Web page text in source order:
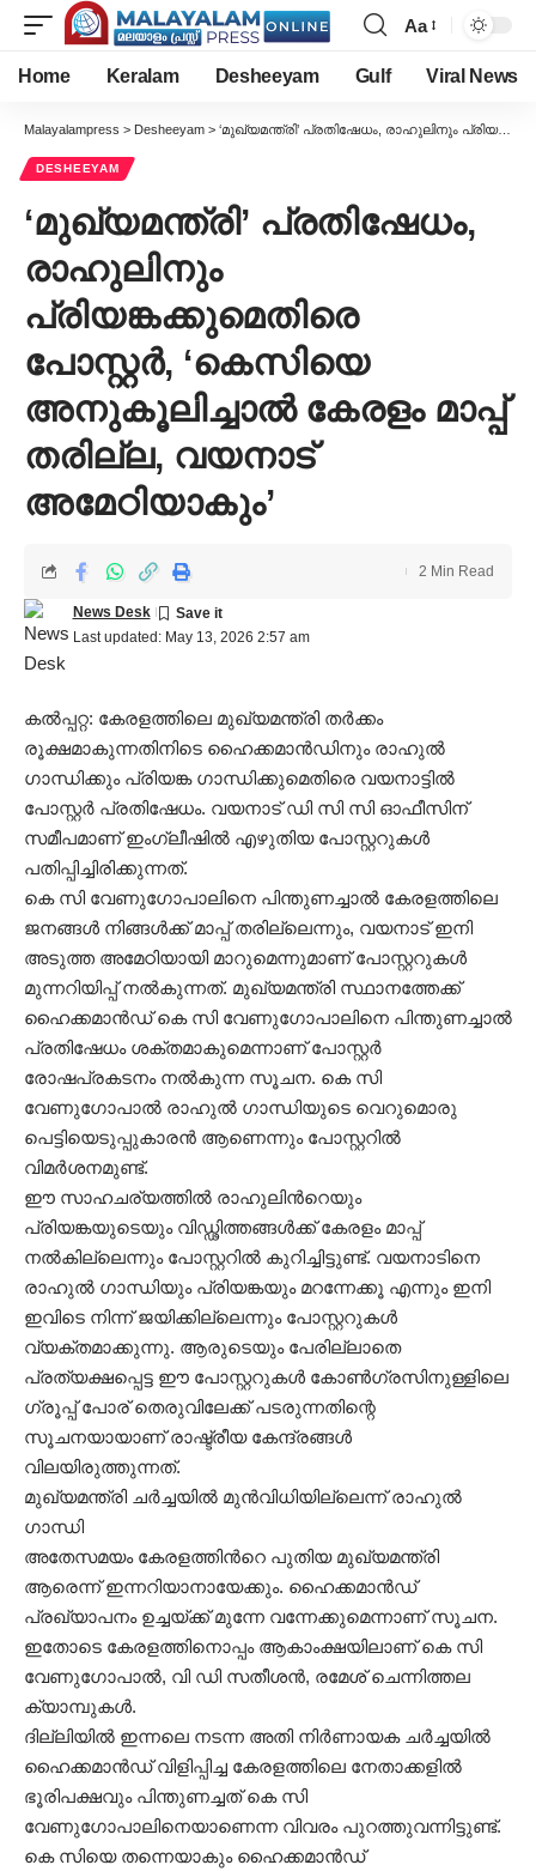
Font
Resizer
Aa
Home Keralam Desheeyam Gulf Viral News
Malayalampress > Desheeyam > ‘മുഖ്യമന്ത്രി’ പ്രതിഷേധം, രാഹുലിനും പ്രിയങ്കക്കുമെതിരെ പോസ്റ്റർ, ‘കെസിയെ അനുകൂലിച്ചാൽ കേരളം മാപ്പ് തരില്ല, വയനാട് അമേഠിയാകും’
DESHEEYAM
‘മുഖ്യമന്ത്രി’ പ്രതിഷേധം,
രാഹുലിനും
പ്രിയങ്കക്കുമെതിരെ
പോസ്റ്റർ, ‘കെസിയെ
അനുകൂലിച്ചാൽ കേരളം മാപ്പ്
തരില്ല, വയനാട്
അമേഠിയാകും’
Last updated: May 13, 2026 2:57 am
News Desk
2 Min Read
കൽപ്പറ്റ: കേരളത്തിലെ മുഖ്യമന്ത്രി തർക്കം
രൂക്ഷമാകുന്നതിനിടെ ഹൈക്കമാൻഡിനും രാഹുൽ
ഗാന്ധിക്കും പ്രിയങ്ക ഗാന്ധിക്കുമെതിരെ വയനാട്ടിൽ
പോസ്റ്റർ പ്രതിഷേധം. വയനാട് ഡി സി സി ഓഫീസിന്
സമീപമാണ് ഇംഗ്ലീഷിൽ എഴുതിയ പോസ്റ്ററുകൾ
പതിപ്പിച്ചിരിക്കുന്നത്.
കെ സി വേണുഗോപാലിനെ പിന്തുണച്ചാൽ കേരളത്തിലെ
ജനങ്ങൾ നിങ്ങൾക്ക് മാപ്പ് തരില്ലെന്നും, വയനാട് ഇനി
അടുത്ത അമേഠിയായി മാറുമെന്നുമാണ് പോസ്റ്ററുകൾ
മുന്നറിയിപ്പ് നൽകുന്നത്. മുഖ്യമന്ത്രി സ്ഥാനത്തേക്ക്
ഹൈക്കമാൻഡ് കെ സി വേണുഗോപാലിനെ പിന്തുണച്ചാൽ
പ്രതിഷേധം ശക്തമാകുമെന്നാണ് പോസ്റ്റർ
രോഷപ്രകടനം നൽകുന്ന സൂചന. കെ സി
വേണുഗോപാൽ രാഹുൽ ഗാന്ധിയുടെ വെറുമൊരു
പെട്ടിയെടുപ്പുകാരൻ ആണെന്നും പോസ്റ്ററിൽ
വിമർശനമുണ്ട്.
ഈ സാഹചര്യത്തിൽ രാഹുലിന്‍റെയും
പ്രിയങ്കയുടെയും വിഡ്ഢിത്തങ്ങൾക്ക് കേരളം മാപ്പ്
നൽകില്ലെന്നും പോസ്റ്ററിൽ കുറിച്ചിട്ടുണ്ട്. വയനാടിനെ
രാഹുൽ ഗാന്ധിയും പ്രിയങ്കയും മറന്നേക്കൂ എന്നും ഇനി
ഇവിടെ നിന്ന് ജയിക്കില്ലെന്നും പോസ്റ്ററുകൾ
വ്യക്തമാക്കുന്നു. ആരുടെയും പേരില്ലാതെ
പ്രത്യക്ഷപ്പെട്ട ഈ പോസ്റ്ററുകൾ കോൺഗ്രസിനുള്ളിലെ
ഗ്രൂപ്പ് പോര് തെരുവിലേക്ക് പടരുന്നതിന്റെ
സൂചനയായാണ് രാഷ്ട്രീയ കേന്ദ്രങ്ങൾ
വിലയിരുത്തുന്നത്.
മുഖ്യമന്ത്രി ചർച്ചയിൽ മുൻവിധിയില്ലെന്ന് രാഹുൽ
ഗാന്ധി
അതേസമയം കേരളത്തിന്‍റെ പുതിയ മുഖ്യമന്ത്രി
ആരെന്ന് ഇന്നറിയാനായേക്കും. ഹൈക്കമാൻഡ്
പ്രഖ്യാപനം ഉച്ചയ്ക്ക് മുന്നേ വന്നേക്കുമെന്നാണ് സൂചന.
ഇതോടെ കേരളത്തിനൊപ്പം ആകാംക്ഷയിലാണ് കെ സി
വേണുഗോപാൽ, വി ഡി സതീശൻ, രമേശ് ചെന്നിത്തല
ക്യാമ്പുകൾ.
ദില്ലിയിൽ ഇന്നലെ നടന്ന അതി നിർണായക ചർച്ചയിൽ
ഹൈക്കമാൻഡ് വിളിപ്പിച്ച കേരളത്തിലെ നേതാക്കളിൽ
ഭൂരിപക്ഷവും പിന്തുണച്ചത് കെ സി
വേണുഗോപാലിനെയാണെന്ന വിവരം പുറത്തുവന്നിട്ടുണ്ട്.
കെ സിയെ തന്നെയാകും ഹൈക്കമാൻഡ്